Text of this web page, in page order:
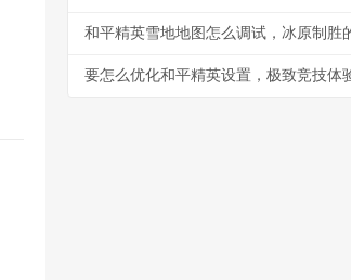
和平精英雪地地图怎么调试，冰原制胜
要怎么优化和平精英设置，极致竞技体